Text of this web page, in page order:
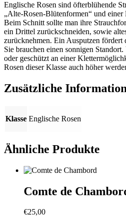
Englische Rosen sind öfterblühende
„Alte-Rosen-Blütenformen“ und
Beim Schnitt sollte man ihre
ein Drittel zurückschneiden, sowie
zurücknehmen. Ein Ausputzen
Sie brauchen einen sonnigen
oder geschützt an einer
Rosen dieser Klasse auch höher
Zusätzliche Information
Klasse Englische Rosen
Ähnliche Produkte
Comte de
€25,00